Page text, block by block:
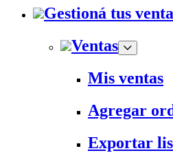
Gestioná tus
Ventas
Mis ventas
Agregar
Exportar